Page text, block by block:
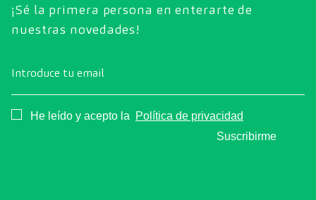
¡Sé la primera persona en enterarte de
nuestras novedades!
Introduce tu email
Consentimiento
He leído y acepto la
Política de privacidad
Suscribirme